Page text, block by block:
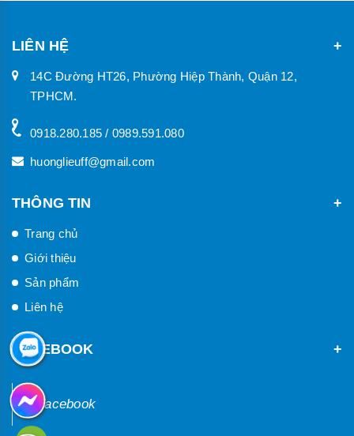
LIÊN HỆ
14C Đường HT26, Phường Hiệp Thành, Quận 12,
TPHCM.
0918.280.185 / 0989.591.080
huonglieuff@gmail.com
THÔNG TIN
Trang chủ
Giới thiệu
Sản phẩm
Liên hệ
FACEBOOK
Facebook